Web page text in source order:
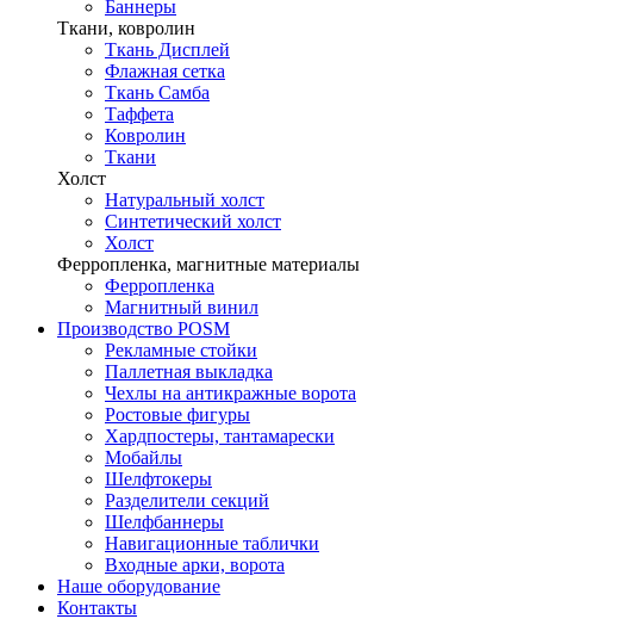
Баннеры
Ткани, ковролин
Ткань Дисплей
Флажная сетка
Ткань Самба
Таффета
Ковролин
Ткани
Холст
Натуральный холст
Синтетический холст
Холст
Ферропленка, магнитные материалы
Ферропленка
Магнитный винил
Производство POSM
Рекламные стойки
Паллетная выкладка
Чехлы на антикражные ворота
Ростовые фигуры
Хардпостеры, тантамарески
Мобайлы
Шелфтокеры
Разделители секций
Шелфбаннеры
Навигационные таблички
Входные арки, ворота
Наше оборудование
Контакты